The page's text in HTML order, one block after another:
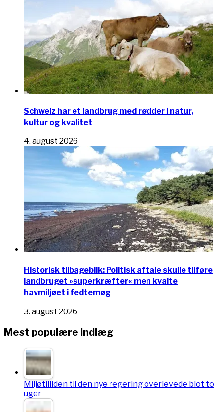
Schweiz har et landbrug med rødder i natur,
kultur og kvalitet
4. august 2026
Historisk tilbageblik: Politisk aftale skulle tilføre
landbruget »superkræfter« men kvalte
havmiljøet i fedtemøg
3. august 2026
Mest populære indlæg
Miljøtilliden til den nye regering overlevede blot to
uger